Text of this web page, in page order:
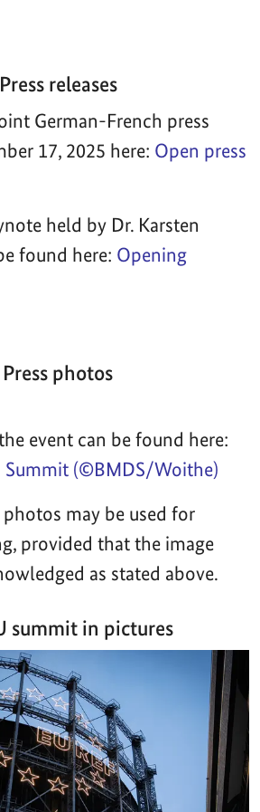
Press releases
German-French press
17, 2025 here: Open press
held by Dr. Karsten
found here: Opening
Press photos
event can be found here:
Summit (©BMDS/Woithe)
photos may be used for
provided that the image
as stated above.
summit in pictures